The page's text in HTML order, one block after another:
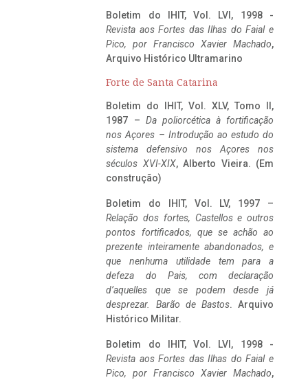
Boletim do IHIT, Vol. LVI, 1998 -
Revista aos Fortes das Ilhas do Faial e
Pico, por Francisco Xavier Machado,
Arquivo Histórico Ultramarino
Forte de Santa Catarina
Boletim do IHIT, Vol. XLV, Tomo II,
1987 – Da poliorcética à fortificação
nos Açores – Introdução ao estudo do
sistema defensivo nos Açores nos
séculos XVI-XIX, Alberto Vieira. (Em
construção)
Boletim do IHIT, Vol. LV, 1997 –
Relação dos fortes, Castellos e outros
pontos fortificados, que se achão ao
prezente inteiramente abandonados, e
que nenhuma utilidade tem para a
defeza do Pais, com declaração
d’aquelles que se podem desde já
desprezar. Barão de Bastos. Arquivo
Histórico Militar.
Boletim do IHIT, Vol. LVI, 1998 -
Revista aos Fortes das Ilhas do Faial e
Pico, por Francisco Xavier Machado,